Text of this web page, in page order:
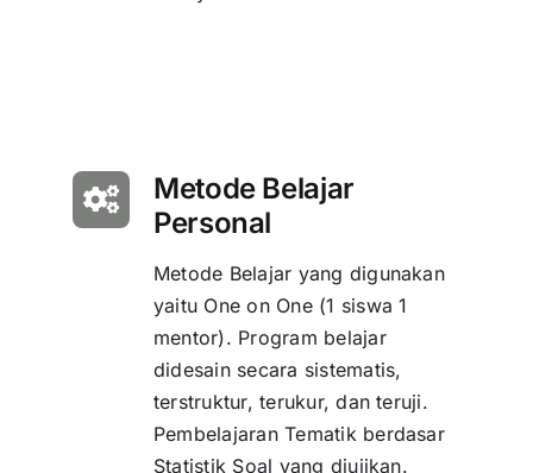
Metode Belajar
Personal
Metode Belajar yang digunakan
yaitu One on One (1 siswa 1
mentor). Program belajar
didesain secara sistematis,
terstruktur, terukur, dan teruji.
Pembelajaran Tematik berdasar
Statistik Soal yang diujikan.